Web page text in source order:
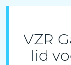
VZR
lid